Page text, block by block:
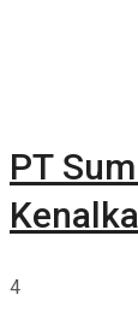
PT
4